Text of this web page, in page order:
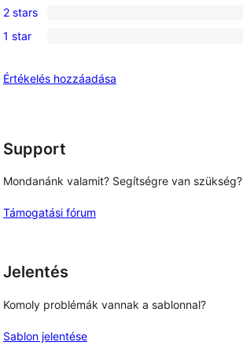
review
star
reviews
3-
star
0
2-
reviews
2 stars
0
star
1 star
Értékelés hozzáadása
Support
Mondanánk valamit? Segítségre van szükség?
Támogatási fórum
Jelentés
Komoly problémák vannak a sablonnal?
Sablon jelentése